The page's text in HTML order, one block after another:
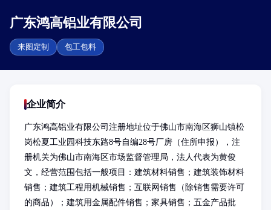
广东鸿高铝业有限公司
来图定制 包工包料
企业简介
广东鸿高铝业有限公司注册地址位于佛山市南海区狮山镇松
岗松夏工业园科技东路8号自编28号厂房（住所申报），注
册机关为佛山市南海区市场监督管理局，法人代表为黄俊
文，经营范围包括一般项目：建筑材料销售；建筑装饰材料
销售；建筑工程用机械销售；互联网销售（除销售需要许可
的商品）；建筑用金属配件销售；家具销售；五金产品批